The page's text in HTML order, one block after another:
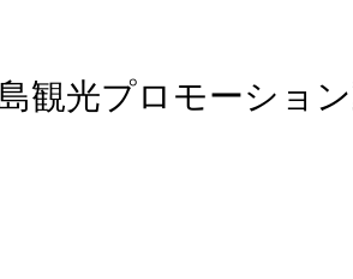
観光プロモーショ